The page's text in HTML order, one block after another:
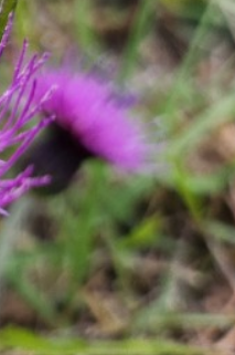
박지수 아나운서가 타본 ‘전설의 무쏘
초보자도 반할 반전 매력”